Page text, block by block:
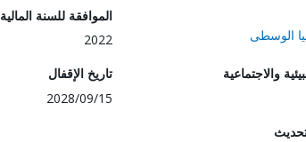
الوسطى
الموافقة للسنة المالية
2022
والاجتماعية
تاريخ الإقفال
2028/09/15